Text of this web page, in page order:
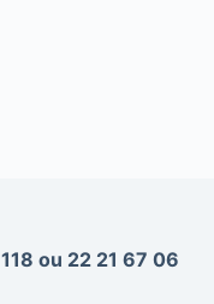
118 ou 22 21 67 06